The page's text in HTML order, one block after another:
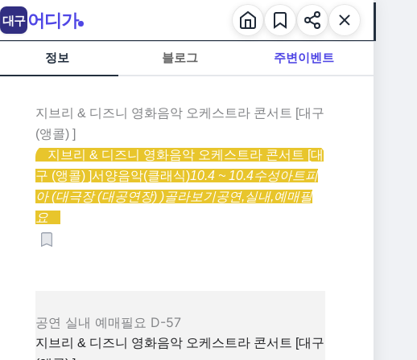
정보 블로그 주변이벤트
지브리 & 디즈니 영화음악 오케스트라 콘서트 [대구
(앵콜) ]
지브리 & 디즈니 영화음악 오케스트라 콘서트 [대
구 (앵콜) ]서양음악(클래식)10.4 ~ 10.4수성아트피
아 (대극장 (대공연장) )골라보기공연,실내,예매필
요
공연 실내 예매필요 D-57
지브리 & 디즈니 영화음악 오케스트라 콘서트 [대구
대구 어디가